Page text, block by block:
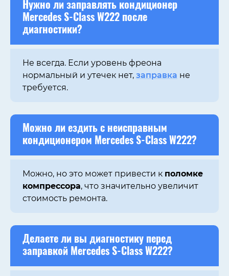
Нужно ли заправлять кондиционер
Mercedes S-Class W222 после
диагностики?
Не всегда. Если уровень фреона
нормальный и утечек нет, заправка не
требуется.
Можно ли ездить с неисправным
кондиционером Mercedes S-Class W222?
Можно, но это может привести к поломке
компрессора, что значительно увеличит
стоимость ремонта.
Делаете ли вы диагностику перед
заправкой Mercedes S-Class W222?